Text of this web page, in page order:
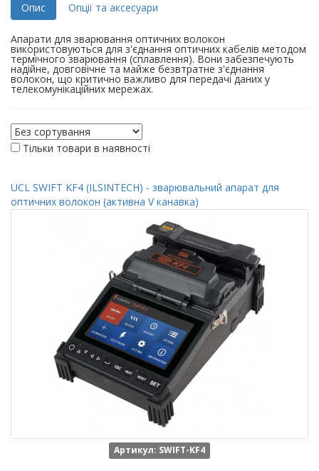
Опис Опції та аксесуари
Апарати для зварювання оптичних волокон
використовуються для з'єднання оптичних кабелів методом
термічного зварювання (сплавлення). Вони забезпечують
надійне, довговічне та майже безвтратне з'єднання
волокон, що критично важливо для передачі даних у
телекомунікаційних мережах.
Тільки товари в наявності
UCL SWIFT KF4 (ILSINTECH) - зварювальний апарат для
оптичних волокон (активна V канавка)
Артикул: SWIFT-KF4